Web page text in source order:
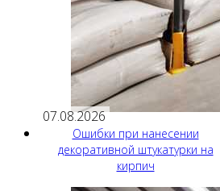
07.08.2026
Ошибки при нанесении
декоративной штукатурки на
кирпич